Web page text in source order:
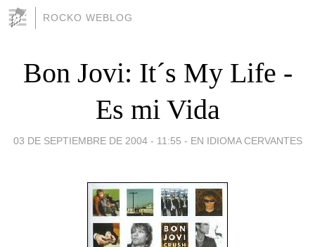
ROCKO WEBLOG
Bon Jovi: It´s My Life -
Es mi Vida
03 DE SEPTIEMBRE DE 2004 - 11:55 - EN IDIOMA CERVANTES